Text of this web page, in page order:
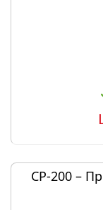
CP-200 –